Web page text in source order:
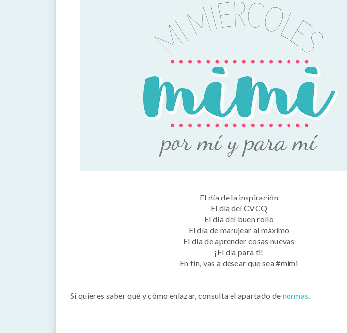
El día de la inspiración
El día del CVCQ
El día del buen rollo
El día de marujear al máximo
El día de aprender cosas nuevas
¡El día para ti!
En fin, vas a desear que sea #mimi
Si quieres saber qué y cómo enlazar, consulta el apartado de normas.